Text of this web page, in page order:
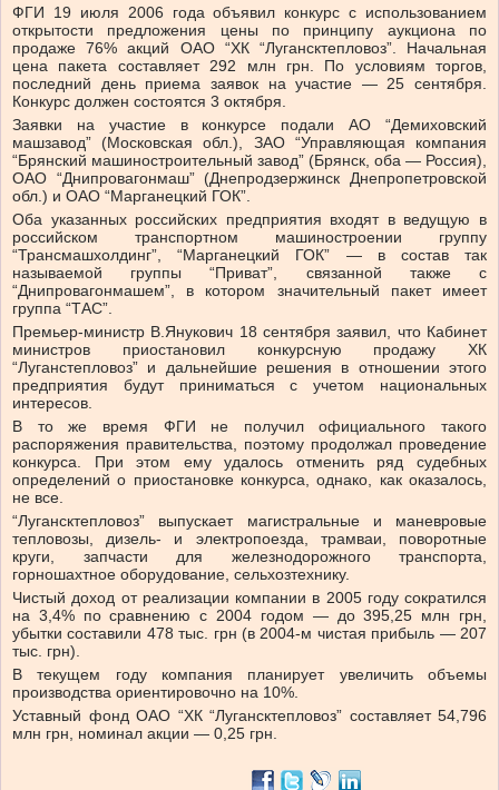
ФГИ 19 июля 2006 года объявил конкурс с использованием
открытости предложения цены по принципу аукциона по
продаже 76% акций ОАО “ХК “Лугансктепловоз”. Начальная
цена пакета составляет 292 млн грн. По условиям торгов,
последний день приема заявок на участие — 25 сентября.
Конкурс должен состоятся 3 октября.
Заявки на участие в конкурсе подали АО “Демиховский
машзавод” (Московская обл.), ЗАО “Управляющая компания
“Брянский машиностроительный завод” (Брянск, оба — Россия),
ОАО “Днипровагонмаш” (Днепродзержинск Днепропетровской
обл.) и ОАО “Марганецкий ГОК”.
Оба указанных российских предприятия входят в ведущую в
российском транспортном машиностроении группу
“Трансмашхолдинг”, “Марганецкий ГОК” — в состав так
называемой группы “Приват”, связанной также с
“Днипровагонмашем”, в котором значительный пакет имеет
группа “ТАС”.
Премьер-министр В.Янукович 18 сентября заявил, что Кабинет
министров приостановил конкурсную продажу ХК
“Луганстепловоз” и дальнейшие решения в отношении этого
предприятия будут приниматься с учетом национальных
интересов.
В то же время ФГИ не получил официального такого
распоряжения правительства, поэтому продолжал проведение
конкурса. При этом ему удалось отменить ряд судебных
определений о приостановке конкурса, однако, как оказалось,
не все.
“Лугансктепловоз” выпускает магистральные и маневровые
тепловозы, дизель- и электропоезда, трамваи, поворотные
круги, запчасти для железнодорожного транспорта,
горношахтное оборудование, сельхозтехнику.
Чистый доход от реализации компании в 2005 году сократился
на 3,4% по сравнению с 2004 годом — до 395,25 млн грн,
убытки составили 478 тыс. грн (в 2004-м чистая прибыль — 207
тыс. грн).
В текущем году компания планирует увеличить объемы
производства ориентировочно на 10%.
Уставный фонд ОАО “ХК “Лугансктепловоз” составляет 54,796
млн грн, номинал акции — 0,25 грн.